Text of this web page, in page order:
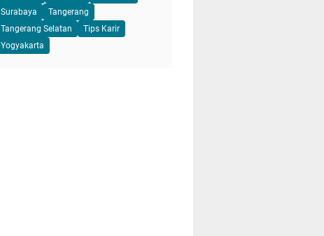
Surabaya
Tangerang
Tangerang Selatan
Tips Karir
Yogyakarta